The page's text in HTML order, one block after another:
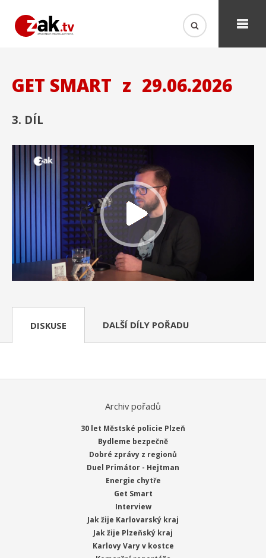
GET SMART z 29.06.2026
3. DÍL
DISKUSE DALŠÍ DÍLY POŘADU
Archiv pořadů
30 let Městské policie Plzeň
Bydleme bezpečně
Dobré zprávy z regionů
Duel Primátor - Hejtman
Energie chytře
Get Smart
Interview
Jak žije Karlovarský kraj
Jak žije Plzeňský kraj
Karlovy Vary v kostce